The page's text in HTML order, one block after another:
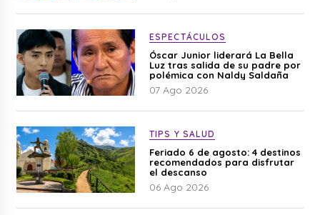
ESPECTÁCULOS
Óscar Junior liderará La Bella
Luz tras salida de su padre por
polémica con Naldy Saldaña
07 Ago 2026
TIPS Y SALUD
Feriado 6 de agosto: 4 destinos
recomendados para disfrutar
el descanso
06 Ago 2026